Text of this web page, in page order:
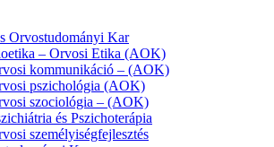
Orvostudományi Kar
– Orvosi Etika (AOK)
kommunikáció – (AOK)
pszichológia (AOK)
szociológia – (AOK)
és Pszichoterápia
személyiségfejlesztés